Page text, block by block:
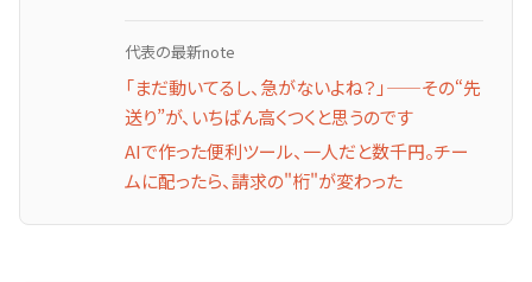
代表の最新note
「まだ動いてるし、急がないよね？」——その“先
送り”が、いちばん高くつくと思うのです
AIで作った便利ツール、一人だと数千円。チー
ムに配ったら、請求の"桁"が変わった